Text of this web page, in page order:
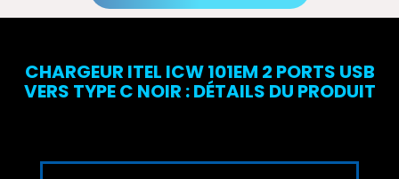
CHARGEUR ITEL ICW 101EM 2 PORTS USB
VERS TYPE C NOIR : DÉTAILS DU PRODUIT